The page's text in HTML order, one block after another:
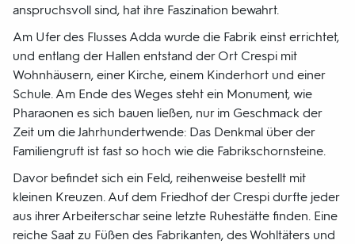
anspruchsvoll sind, hat ihre Faszination bewahrt.
Am Ufer des Flusses Adda wurde die Fabrik einst errichtet,
und entlang der Hallen entstand der Ort Crespi mit
Wohnhäusern, einer Kirche, einem Kinderhort und einer
Schule. Am Ende des Weges steht ein Monument, wie
Pharaonen es sich bauen ließen, nur im Geschmack der
Zeit um die Jahrhundertwende: Das Denkmal über der
Familiengruft ist fast so hoch wie die Fabrikschornsteine.
Davor befindet sich ein Feld, reihenweise bestellt mit
kleinen Kreuzen. Auf dem Friedhof der Crespi durfte jeder
aus ihrer Arbeiterschar seine letzte Ruhestätte finden. Eine
reiche Saat zu Füßen des Fabrikanten, des Wohltäters und